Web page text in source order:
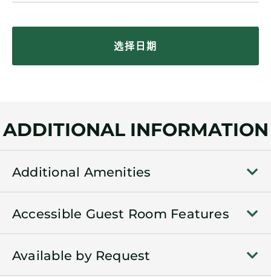
选择日期
ADDITIONAL INFORMATION
Additional Amenities
Accessible Guest Room Features
Available by Request